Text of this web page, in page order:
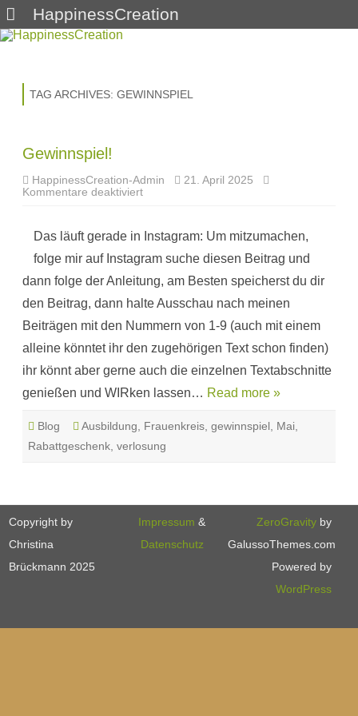
HappinessCreation
TAG ARCHIVES: GEWINNSPIEL
Gewinnspiel!
HappinessCreation-Admin
21. April 2025
Kommentare deaktiviertfür
Das läuft gerade in Instagram: Um mitzumachen,
folge mir auf Instagram suche diesen Beitrag und
dann folge der Anleitung, am Besten speicherst du dir
den Beitrag, dann halte Ausschau nach meinen
Beiträgen mit den Nummern von 1-9 (auch mit einem
alleine könntet ihr den zugehörigen Text schon finden)
ihr könnt aber gerne auch die einzelnen Textabschnitte
genießen und WIRken lassen… Read more »
Blog Ausbildung Frauenkreis gewinnspiel Mai
Rabattgeschenk verlosung
Copyright by
Christina
Brückmann 2025
Impressum &
Datenschutz
ZeroGravityby
GalussoThemes.com
Powered by
WordPress